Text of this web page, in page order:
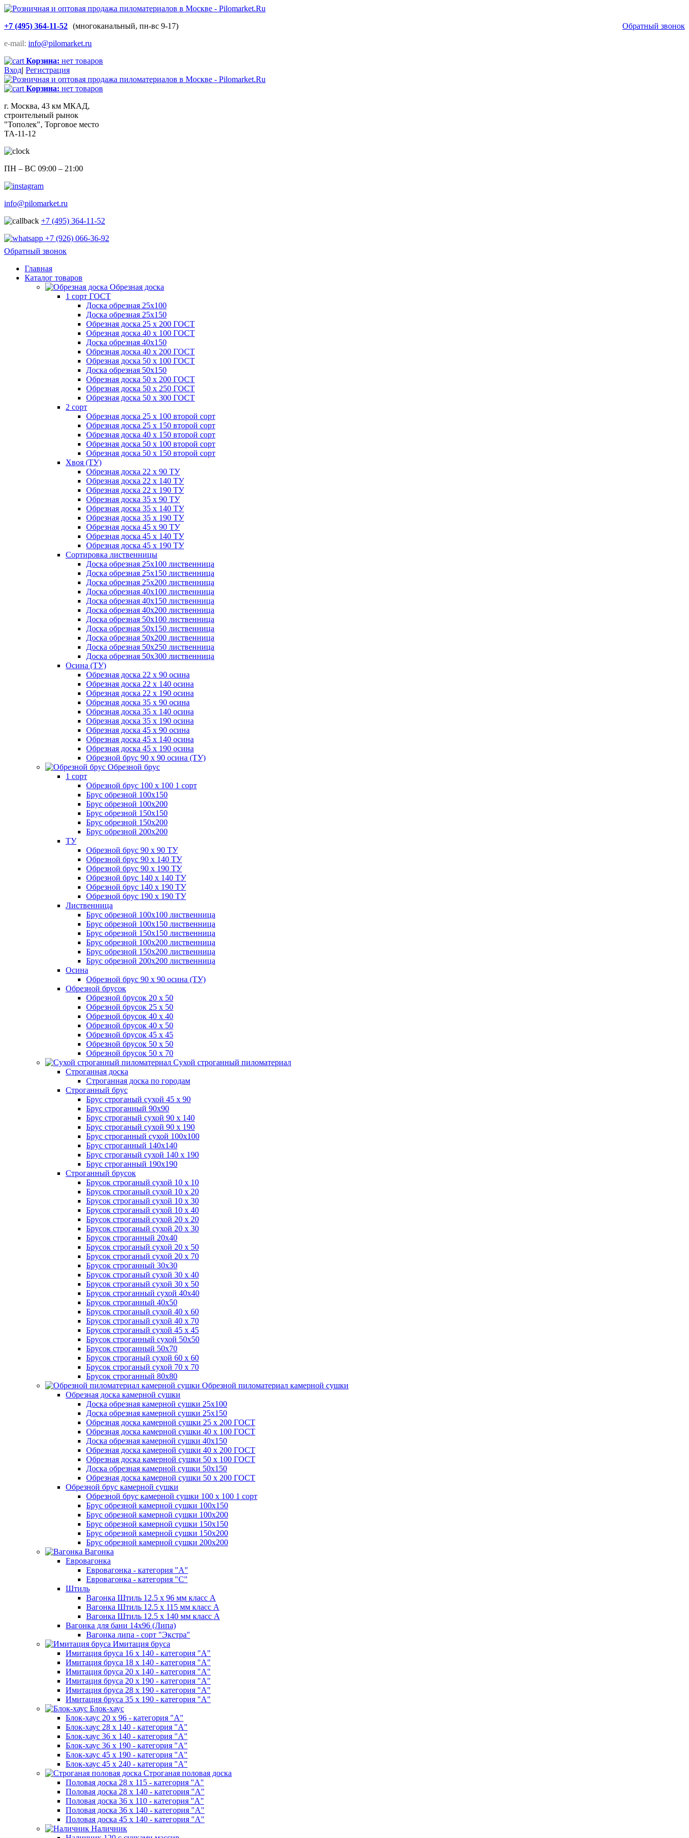
+7 (495) 364-11-52 Обратный звонок
(многоканальный, пн-вс 9-17)
e-mail: info@pilomarket.ru
Корзина: нет товаров
Вход| Регистрация
Корзина: нет товаров
г. Москва, 43 км МКАД,
строительный рынок
"Тополек", Торговое место
ТА-11-12
ПН – ВС 09:00 – 21:00
info@pilomarket.ru
+7 (495) 364-11-52
+7 (926) 066-36-92
Обратный звонок
Главная
Каталог товаров
Обрезная доска
1 сорт ГОСТ
Доска обрезная 25х100
Доска обрезная 25х150
Обрезная доска 25 х 200 ГОСТ
Обрезная доска 40 х 100 ГОСТ
Доска обрезная 40х150
Обрезная доска 40 х 200 ГОСТ
Обрезная доска 50 х 100 ГОСТ
Доска обрезная 50х150
Обрезная доска 50 х 200 ГОСТ
Обрезная доска 50 х 250 ГОСТ
Обрезная доска 50 х 300 ГОСТ
2 сорт
Обрезная доска 25 х 100 второй сорт
Обрезная доска 25 х 150 второй сорт
Обрезная доска 40 х 150 второй сорт
Обрезная доска 50 х 100 второй сорт
Обрезная доска 50 х 150 второй сорт
Хвоя (ТУ)
Обрезная доска 22 х 90 ТУ
Обрезная доска 22 х 140 ТУ
Обрезная доска 22 х 190 ТУ
Обрезная доска 35 х 90 ТУ
Обрезная доска 35 х 140 ТУ
Обрезная доска 35 х 190 ТУ
Обрезная доска 45 х 90 ТУ
Обрезная доска 45 х 140 ТУ
Обрезная доска 45 х 190 ТУ
Сортировка лиственницы
Доска обрезная 25х100 лиственница
Доска обрезная 25х150 лиственница
Доска обрезная 25х200 лиственница
Доска обрезная 40х100 лиственница
Доска обрезная 40х150 лиственница
Доска обрезная 40х200 лиственница
Доска обрезная 50х100 лиственница
Доска обрезная 50х150 лиственница
Доска обрезная 50х200 лиственница
Доска обрезная 50х250 лиственница
Доска обрезная 50х300 лиственница
Осина (ТУ)
Обрезная доска 22 х 90 осина
Обрезная доска 22 х 140 осина
Обрезная доска 22 х 190 осина
Обрезная доска 35 х 90 осина
Обрезная доска 35 х 140 осина
Обрезная доска 35 х 190 осина
Обрезная доска 45 х 90 осина
Обрезная доска 45 х 140 осина
Обрезная доска 45 х 190 осина
Обрезной брус 90 х 90 осина (ТУ)
Обрезной брус
1 сорт
Обрезной брус 100 х 100 1 сорт
Брус обрезной 100х150
Брус обрезной 100х200
Брус обрезной 150х150
Брус обрезной 150х200
Брус обрезной 200х200
ТУ
Обрезной брус 90 х 90 ТУ
Обрезной брус 90 х 140 ТУ
Обрезной брус 90 х 190 ТУ
Обрезной брус 140 х 140 ТУ
Обрезной брус 140 х 190 ТУ
Обрезной брус 190 х 190 ТУ
Лиственница
Брус обрезной 100х100 лиственница
Брус обрезной 100х150 лиственница
Брус обрезной 150х150 лиственница
Брус обрезной 100х200 лиственница
Брус обрезной 150х200 лиственница
Брус обрезной 200х200 лиственница
Осина
Обрезной брус 90 х 90 осина (ТУ)
Обрезной брусок
Обрезной брусок 20 х 50
Обрезной брусок 25 х 50
Обрезной брусок 40 х 40
Обрезной брусок 40 х 50
Обрезной брусок 45 х 45
Обрезной брусок 50 х 50
Обрезной брусок 50 х 70
Сухой строганный пиломатериал
Строганная доска
Строганная доска по городам
Строганный брус
Брус строганый сухой 45 х 90
Брус строганный 90х90
Брус строганый сухой 90 х 140
Брус строганый сухой 90 х 190
Брус строганный сухой 100х100
Брус строганный 140х140
Брус строганый сухой 140 х 190
Брус строганный 190х190
Строганный брусок
Брусок строганый сухой 10 х 10
Брусок строганый сухой 10 х 20
Брусок строганый сухой 10 х 30
Брусок строганый сухой 10 х 40
Брусок строганый сухой 20 х 20
Брусок строганый сухой 20 х 30
Брусок строганный 20х40
Брусок строганый сухой 20 х 50
Брусок строганый сухой 20 х 70
Брусок строганный 30х30
Брусок строганый сухой 30 х 40
Брусок строганый сухой 30 х 50
Брусок строганный сухой 40х40
Брусок строганный 40х50
Брусок строганый сухой 40 х 60
Брусок строганый сухой 40 х 70
Брусок строганый сухой 45 х 45
Брусок строганный сухой 50х50
Брусок строганный 50х70
Брусок строганый сухой 60 х 60
Брусок строганый сухой 70 х 70
Брусок строганный 80х80
Обрезной пиломатериал камерной сушки
Обрезная доска камерной сушки
Доска обрезная камерной сушки 25х100
Доска обрезная камерной сушки 25х150
Обрезная доска камерной сушки 25 х 200 ГОСТ
Обрезная доска камерной сушки 40 х 100 ГОСТ
Доска обрезная камерной сушки 40х150
Обрезная доска камерной сушки 40 х 200 ГОСТ
Обрезная доска камерной сушки 50 х 100 ГОСТ
Доска обрезная камерной сушки 50х150
Обрезная доска камерной сушки 50 х 200 ГОСТ
Обрезной брус камерной сушки
Обрезной брус камерной сушки 100 х 100 1 сорт
Брус обрезной камерной сушки 100х150
Брус обрезной камерной сушки 100х200
Брус обрезной камерной сушки 150х150
Брус обрезной камерной сушки 150х200
Брус обрезной камерной сушки 200х200
Вагонка
Евровагонка
Евровагонка - категория "А"
Евровагонка - категория "С"
Штиль
Вагонка Штиль 12.5 х 96 мм класс А
Вагонка Штиль 12.5 х 115 мм класс А
Вагонка Штиль 12.5 х 140 мм класс А
Вагонка для бани 14х96 (Липа)
Вагонка липа - сорт "Экстра"
Имитация бруса
Имитация бруса 16 х 140 - категория "А"
Имитация бруса 18 х 140 - категория "А"
Имитация бруса 20 х 140 - категория "А"
Имитация бруса 20 х 190 - категория "А"
Имитация бруса 28 х 190 - категория "А"
Имитация бруса 35 х 190 - категория "А"
Блок-хаус
Блок-хаус 20 х 96 - категория "А"
Блок-хаус 28 х 140 - категория "А"
Блок-хаус 36 х 140 - категория "А"
Блок-хаус 36 х 190 - категория "А"
Блок-хаус 45 х 190 - категория "А"
Блок-хаус 45 х 240 - категория "А"
Строганая половая доска
Половая доска 28 х 115 - категория "А"
Половая доска 28 х 140 - категория "А"
Половая доска 36 х 110 - категория "А"
Половая доска 36 х 140 - категория "А"
Половая доска 45 х 140 - категория "А"
Наличник